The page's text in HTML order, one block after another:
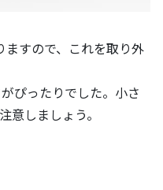
すので、これを取り外
ぴったりでした。小さ
意しましょう。